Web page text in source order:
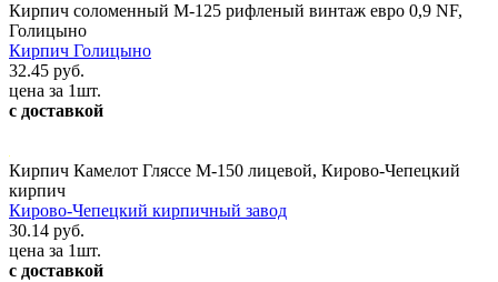
Кирпич соломенный М-125 рифленый винтаж евро 0,9 NF,
Голицыно
Кирпич Голицыно
32.45 руб.
цена за 1шт.
с доставкой
Кирпич Камелот Гляссе М-150 лицевой, Кирово-Чепецкий
кирпич
Кирово-Чепецкий кирпичный завод
30.14 руб.
цена за 1шт.
с доставкой